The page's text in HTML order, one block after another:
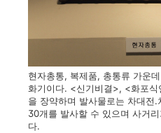
현자총통, 복제품, 총통류 가운
화기이다. <신기비결>, <화포
을 장약하며 발사물로는 차대전
30개를 발사할 수 있으며 사거
다.